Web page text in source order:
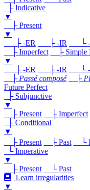
├ Indicative
▼
├ Present
▼
├ -ER
├ -IR
└ -
├ Imperfect
├ Simple
▼
├ -ER
├ -IR
└ -
├ Passé composé ├
Future Perfect
├ Subjunctive
▼
├ Present
├ Imperfect
├ Conditional
▼
├ Present
├ Past └
└ Imperative
▼
├ Present
└ Past
Learn irregularities
▼